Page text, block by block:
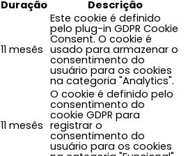
Duração Descrição
11 mesês
Este cookie é definido
pelo plug-in GDPR Cookie
Consent. O cookie é
usado para armazenar o
consentimento do
usuário para os cookies
na categoria "Analytics".
11 mesês
O cookie é definido pelo
consentimento do
cookie GDPR para
registrar o
consentimento do
usuário para os cookies